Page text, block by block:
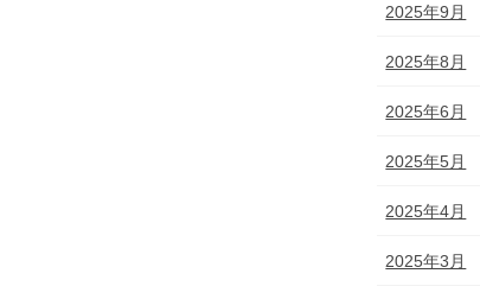
2025年9月
2025年8月
2025年6月
2025年5月
2025年4月
2025年3月